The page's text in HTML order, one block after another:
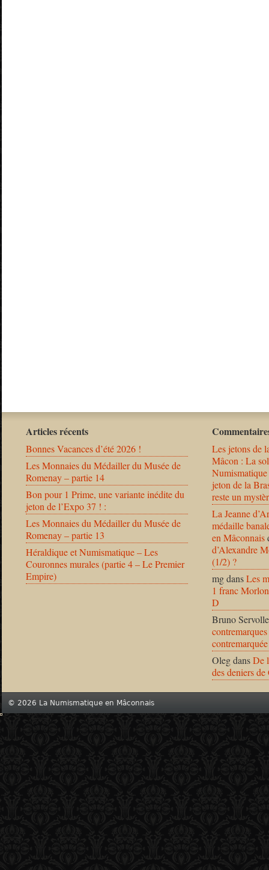
Articles récents
Bonnes Vacances d’été 2026 !
Les Monnaies du Médailler du Musée de
Romenay – partie 14
Bon pour 1 Prime, une variante inédite du
jeton de l’Expo 37 ! :
Les Monnaies du Médailler du Musée de
Romenay – partie 13
Héraldique et Numismatique – Les
Couronnes murales (partie 4 – Le Premier
Empire)
Les jetons de
Mâcon : La
jeton de la
reste un
La Jeanne
médaille
en Mâconnais
d’Alexandre
(1/2) ?
mgdansLes
1 franc
D
Bruno Servolle
OlegdansDe
des deniers
© 2026 La Numismatique en Mâconnais